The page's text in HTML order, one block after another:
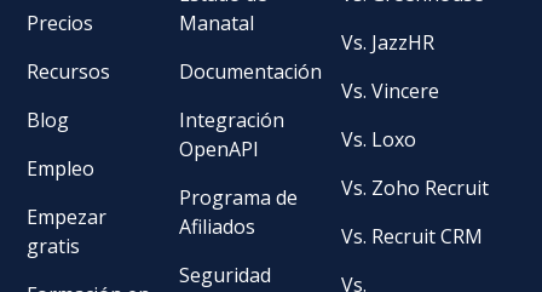
Precios
Recursos
Blog
Empleo
Empezar
gratis
Manatal
Documentación
Integración
OpenAPI
Programa de
Afiliados
Seguridad
Vs. JazzHR
Vs. Vincere
Vs. Loxo
Vs. Zoho Recruit
Vs. Recruit CRM
Vs.